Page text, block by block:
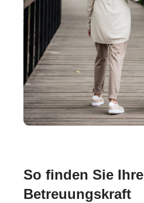
So finden Sie Ihre
Betreuungskraft